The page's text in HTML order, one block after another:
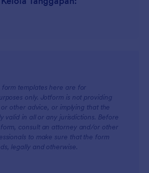
form templates here are for
only. Jotform is not providing
other advice, or implying that the
valid in all or any jurisdictions. Before
consult an attorney and/or other
to make sure that the form
legally and otherwise.